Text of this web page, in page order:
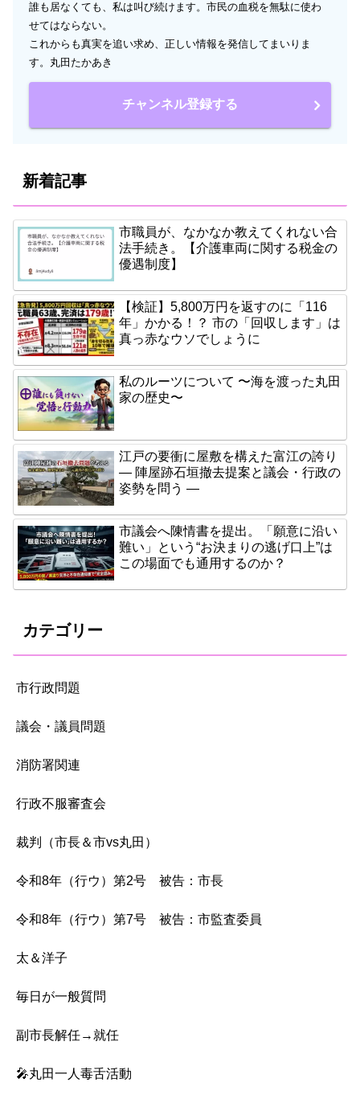
誰も居なくても、私は叫び続けます。市民の血税を無駄に使わ
せてはならない。
これからも真実を追い求め、正しい情報を発信してまいりま
す。丸田たかあき
チャンネル登録する
新着記事
市職員が、なかなか教えてくれない合
法手続き。【介護車両に関する税金の
優遇制度】
【検証】5,800万円を返すのに「116
年」かかる！？ 市の「回収します」は
真っ赤なウソでしょうに
私のルーツについて 〜海を渡った丸田
家の歴史〜
江戸の要衝に屋敷を構えた富江の誇り
― 陣屋跡石垣撤去提案と議会・行政の
姿勢を問う ―
市議会へ陳情書を提出。「願意に沿い
難い」という“お決まりの逃げ口上”は
この場面でも通用するのか？
カテゴリー
市行政問題
議会・議員問題
消防署関連
行政不服審査会
裁判（市長＆市vs丸田）
令和8年（行ウ）第2号 被告：市長
令和8年（行ウ）第7号 被告：市監査委員
太＆洋子
毎日が一般質問
副市長解任→就任
🎤丸田一人毒舌活動